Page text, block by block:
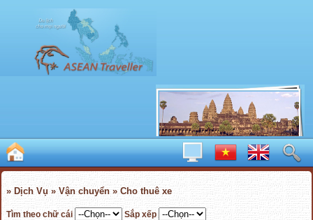
» Dịch Vụ » Vận chuyển » Cho thuê xe
Tìm theo chữ cái Sắp xếp